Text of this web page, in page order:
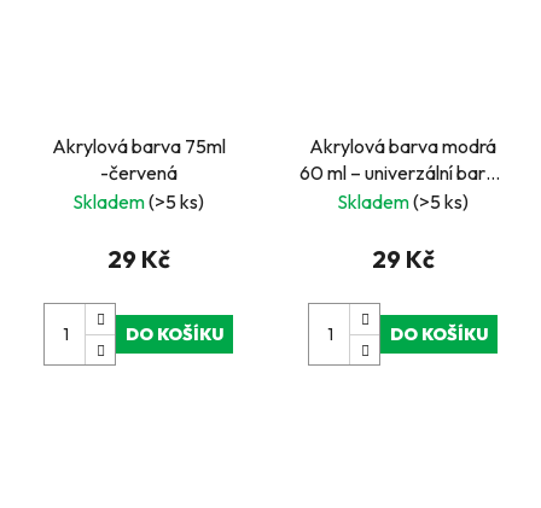
Akrylová barva 75ml
-červená
Skladem(>5 ks)
29 Kč
DO KOŠÍKU
Akrylová barva modrá
60 ml – univerzální barva
na papír, dřevo i plátno
Skladem(>5 ks)
29 Kč
DO KOŠÍKU